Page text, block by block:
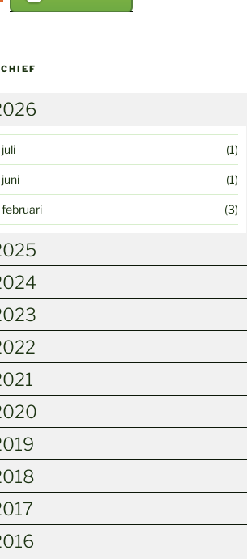
juli (1)
juni (1)
februari (3)